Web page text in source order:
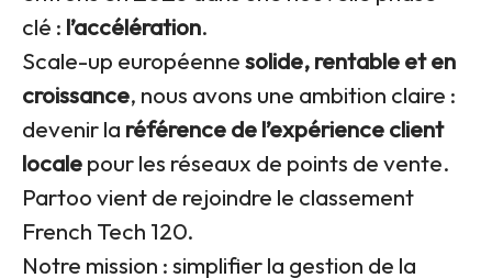
clé : l’accélération.
Scale-up européennesolide, rentable et en
croissance, nous avons une ambition claire :
devenir la référence de l’expérience client
localepour les réseaux de points de vente.
Partoo vient de rejoindre le classement
French Tech 120.
Notre mission : simplifier la gestion de la